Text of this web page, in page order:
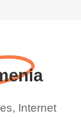
Internet